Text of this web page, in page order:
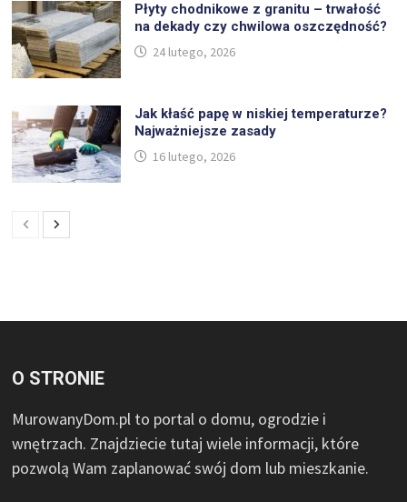
Płyty chodnikowe z granitu – trwałość
na dekady czy chwilowa oszczędność?
24 lutego, 2026
Jak kłaść papę w niskiej temperaturze?
Najważniejsze zasady
16 lutego, 2026
O STRONIE
MurowanyDom.pl to portal o domu, ogrodzie i
wnętrzach. Znajdziecie tutaj wiele informacji, które
pozwolą Wam zaplanować swój dom lub mieszkanie.